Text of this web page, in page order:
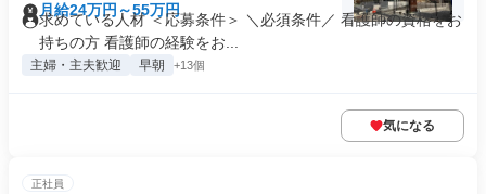
月給24万円～55万円
求めている人材 ＜応募条件＞ ＼必須条件／ 看護師の資格をお
持ちの方 看護師の経験をお...
主婦・主夫歓迎 早朝 +13個
気になる
正社員